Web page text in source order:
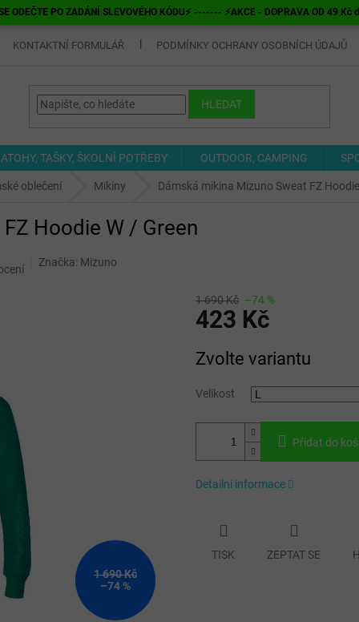
ODEČTE PO ZADÁNÍ SLEVOVÉHO KÓDU⚡ ------- ⚡AKCE - DOPRAVA OD 49
KONTAKTNÍ FORMULÁŘ PODMÍNKY OCHRANY OSOBNÍCH ÚDAJŮ
HLEDAT
TAŠKY, ŠKOLNÍ POTŘEBY OUTDOOR, CAMPING
oblečení Mikiny Dámská mikina Mizuno Sweat FZ
Hoodie W / Green
Značka: Mizuno
1 690 Kč
–74 %
1 690 Kč –74 %
423 Kč
cena:
Zvolte variantu
Velikost
Přidat do
Detailní informace
TISK ZEPTAT SE